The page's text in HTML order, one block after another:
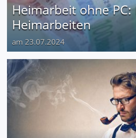
Heimarbeit ohne
Heimarbeiten
am 23.07.2024